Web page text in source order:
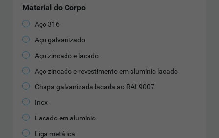
Material do Corpo
Aço 316
Aço galvanizado
Aço zincado e lacado
Aço zincado e revestimento em alumínio lacado
Chapa galvanizada lacada ao RAL9007
Inox
Lacado em alumínio
Liga metálica